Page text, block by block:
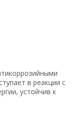
в реакции с
устойчив к